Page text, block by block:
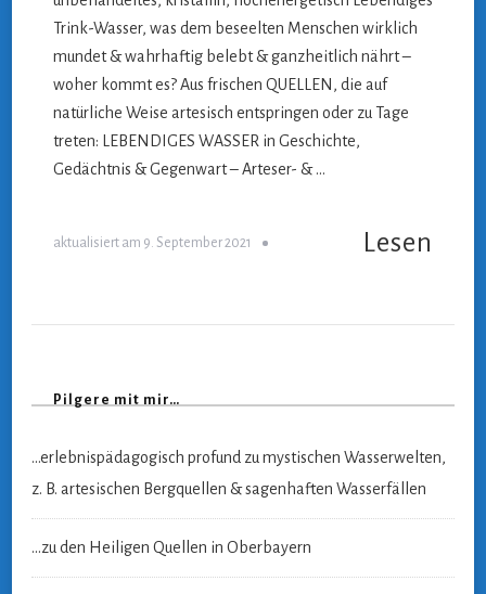
Trink-Wasser, was dem beseelten Menschen wirklich
mundet & wahrhaftig belebt & ganzheitlich nährt –
woher kommt es? Aus frischen QUELLEN, die auf
natürliche Weise artesisch entspringen oder zu Tage
treten: LEBENDIGES WASSER in Geschichte,
Gedächtnis & Gegenwart – Arteser- & …
aktualisiert am 9. September 2021 Lesen
Pilgere mit mir…
…erlebnispädagogisch profund zu mystischen Wasserwelten,
z. B. artesischen Bergquellen & sagenhaften Wasserfällen
…zu den Heiligen Quellen in Oberbayern